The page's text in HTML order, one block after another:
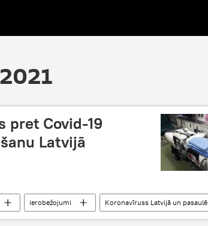
pret Covid-19
Latvijā
ierobežojumi Koronavīruss Latvijā un pasaulē